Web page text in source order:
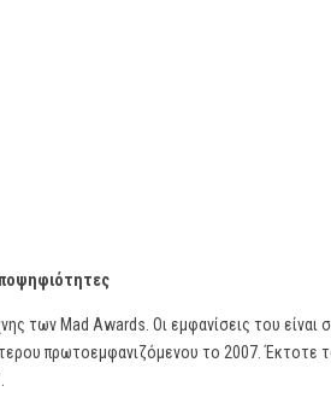
των Mad Awards. Οι εμφανίσεις του
πρωτοεμφανιζόμενου το 2007. Έκτοτε